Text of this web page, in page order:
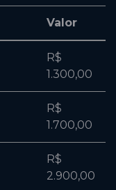
Valor
R$
1.300,00
R$
1.700,00
R$
2.900,00